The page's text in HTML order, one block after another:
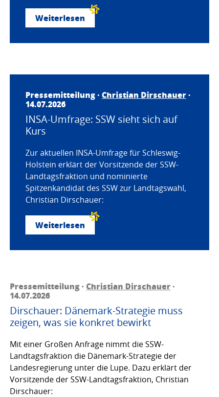
Weiterlesen
Pressemitteilung · Christian Dirschauer·
14.07.2026
INSA-Umfrage: SSW sieht sich auf
Kurs
Zur aktuellen INSA-Umfrage für Schleswig-
Holstein erklärt der Vorsitzende der SSW-
Landtagsfraktion und nominierte
Spitzenkandidat des SSW zur Landtagswahl,
Christian Dirschauer:
Weiterlesen
Pressemitteilung · Christian Dirschauer·
14.07.2026
Dirschauer: Dänemark-Strategie muss
zeigen, was sie konkret bewirkt
Mit einer Großen Anfrage nimmt die SSW-
Landtagsfraktion die Dänemark-Strategie der
Landesregierung unter die Lupe. Dazu erklärt der
Vorsitzende der SSW-Landtagsfraktion, Christian
Dirschauer: